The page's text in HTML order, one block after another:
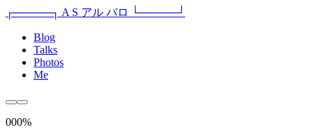
┌─────┐ A S アル バロ └─────┘
Blog
Talks
Photos
Me
000%